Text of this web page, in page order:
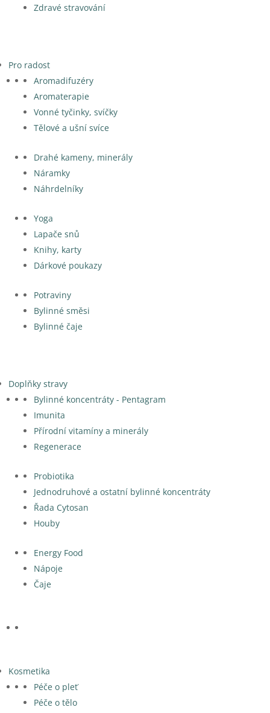
Zdravé stravování
Pro radost
Aromadifuzéry
Aromaterapie
Vonné tyčinky, svíčky
Tělové a ušní svíce
Drahé kameny, minerály
Náramky
Náhrdelníky
Yoga
Lapače snů
Knihy, karty
Dárkové poukazy
Potraviny
Bylinné směsi
Bylinné čaje
Doplňky stravy
Bylinné koncentráty - Pentagram
Imunita
Přírodní vitamíny a minerály
Regenerace
Probiotika
Jednodruhové a ostatní bylinné koncentráty
Řada Cytosan
Houby
Energy Food
Nápoje
Čaje
Kosmetika
Péče o pleť
Péče o tělo